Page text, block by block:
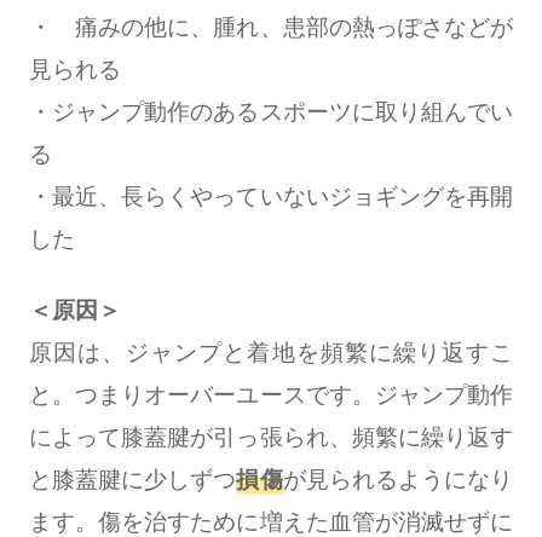
・ 痛みの他に、腫れ、患部の熱っぽさなどが
見られる
・ジャンプ動作のあるスポーツに取り組んでい
る
・最近、長らくやっていないジョギングを再開
した
＜原因＞
原因は、ジャンプと着地を頻繁に繰り返すこ
と。つまりオーバーユースです。ジャンプ動作
によって膝蓋腱が引っ張られ、頻繁に繰り返す
と膝蓋腱に少しずつ損傷が見られるようになり
ます。傷を治すために増えた血管が消滅せずに